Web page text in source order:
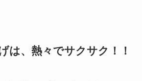
は、熱々でサクサク！！